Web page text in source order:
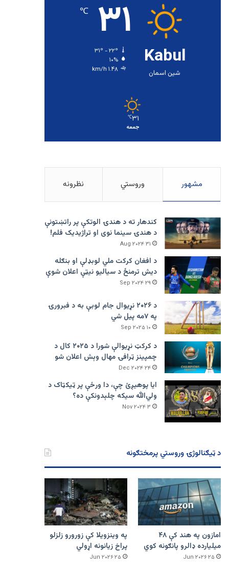
Kabul
شین اسمان
۳۱ ℃
۱۰%
۱.۴۸ km/h
۳۱℃
جمعه
مشهور وروستي نظرونه
کندهار ته د هندۍ الوتکې پر راتښتونې
د هندۍ سینما نوی او تراژيديک فلم!
۳۱ Aug ۲۰۲۴
د افغان کرکت ملي لوبډلې او بنګله
دیش ترمنځ د سیالیو نیټې اعلان شوې
۲۹ Sep ۲۰۲۴
د ۲۰۲۶ نړیوال جام لوبې به د فبرورۍ
په ۷مه پیل شي
۱۰ Sep ۲۰۲۵
د کرکټ نړیوالې شورا د ۲۰۲۵ کال د
چمپینز ټرافۍ مهال وېش اعلان شو
۲۴ Dec ۲۰۲۴
ایا پوهیږئ چې، دا ورځې پر ټيکټاک د
ولي‌الله سیکه چلېدونکې ده؟
۳ Nov ۲۰۲۴
د ټیګنالوژۍ وروستي پرمختګونه
امازون په هند کې ۴۸
میلیارده ډالرو پانګونه کوي
۲۵ Jun ۲۰۲۶
په وینزویلا کې زورورو زلزلو
پراخ زیانونه اړولي
۲۵ Jun ۲۰۲۶